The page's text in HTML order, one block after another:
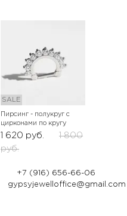
SALE
Пирсинг - полукруг с
цирконами по кругу
1 620 руб.
1 800
руб.
+7 (916) 656-66-06
gypsyjewelloffice@gmail.com